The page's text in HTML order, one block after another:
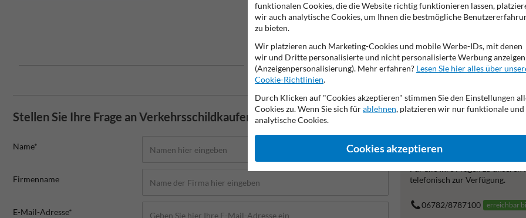
2 Jahre Werksgarantie Nachhaltige Produktion Made in
Stellen Sie Ihre Frage an Verkehrsschildkaufen.de
Name*
Firmenname
E-Mail-Adresse*
Lieber anrufen?
Für alle Ihre Fragen zu
telefonisch zur Verfügung.
06782/8787100 erreichbar
funktionalen Cookies, die die Website richtig funktionieren lassen,
wir auch analytische Cookies, um Ihnen die bestmögliche
zu bieten.
Wir platzieren auch Marketing-Cookies und mobile Werbe-IDs, mit denen
wir und Dritte personalisierte und nicht personalisierte Werbung anzeigen
(Anzeigenpersonalisierung). Mehr erfahren? Lesen Sie hier alles über
Cookie-Richtlinien.
Durch Klicken auf "Cookies akzeptieren" stimmen Sie den Einstellungen
Cookies zu. Wenn Sie sich fürablehnen, platzieren wir nur funktionale und
analytische Cookies.
Cookies akzeptieren